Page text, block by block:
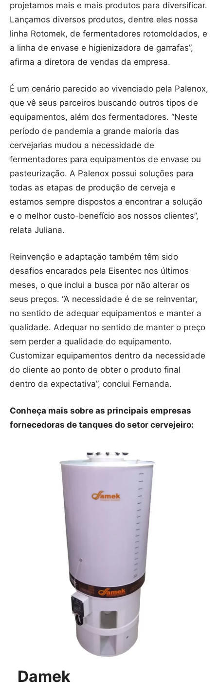
projetamos mais e mais produtos para diversificar.
Lançamos diversos produtos, dentre eles nossa
linha Rotomek, de fermentadores rotomoldados, e
a linha de envase e higienizadora de garrafas”,
afirma a diretora de vendas da empresa.
É um cenário parecido ao vivenciado pela Palenox,
que vê seus parceiros buscando outros tipos de
equipamentos, além dos fermentadores. “Neste
período de pandemia a grande maioria das
cervejarias mudou a necessidade de
fermentadores para equipamentos de envase ou
pasteurização. A Palenox possui soluções para
todas as etapas de produção de cerveja e
estamos sempre dispostos a encontrar a solução
e o melhor custo-benefício aos nossos clientes”,
relata Juliana.
Reinvenção e adaptação também têm sido
desafios encarados pela Eisentec nos últimos
meses, o que inclui a busca por não alterar os
seus preços. “A necessidade é de se reinventar,
no sentido de adequar equipamentos e manter a
qualidade. Adequar no sentido de manter o preço
sem perder a qualidade do equipamento.
Customizar equipamentos dentro da necessidade
do cliente ao ponto de obter o produto final
dentro da expectativa”, conclui Fernanda.
Conheça mais sobre as principais empresas
fornecedoras de tanques do setor cervejeiro:
Damek